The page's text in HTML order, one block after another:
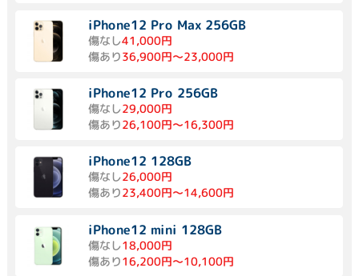
iPhone12 Pro Max 256GB
傷なし41,000円
傷あり36,900円～23,000円
iPhone12 Pro 256GB
傷なし29,000円
傷あり26,100円～16,300円
iPhone12 128GB
傷なし26,000円
傷あり23,400円～14,600円
iPhone12 mini 128GB
傷なし18,000円
傷あり16,200円～10,100円